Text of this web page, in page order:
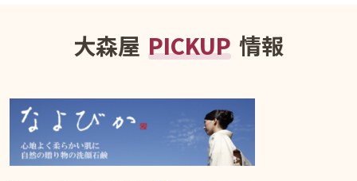
大森屋 PICKUP 情報